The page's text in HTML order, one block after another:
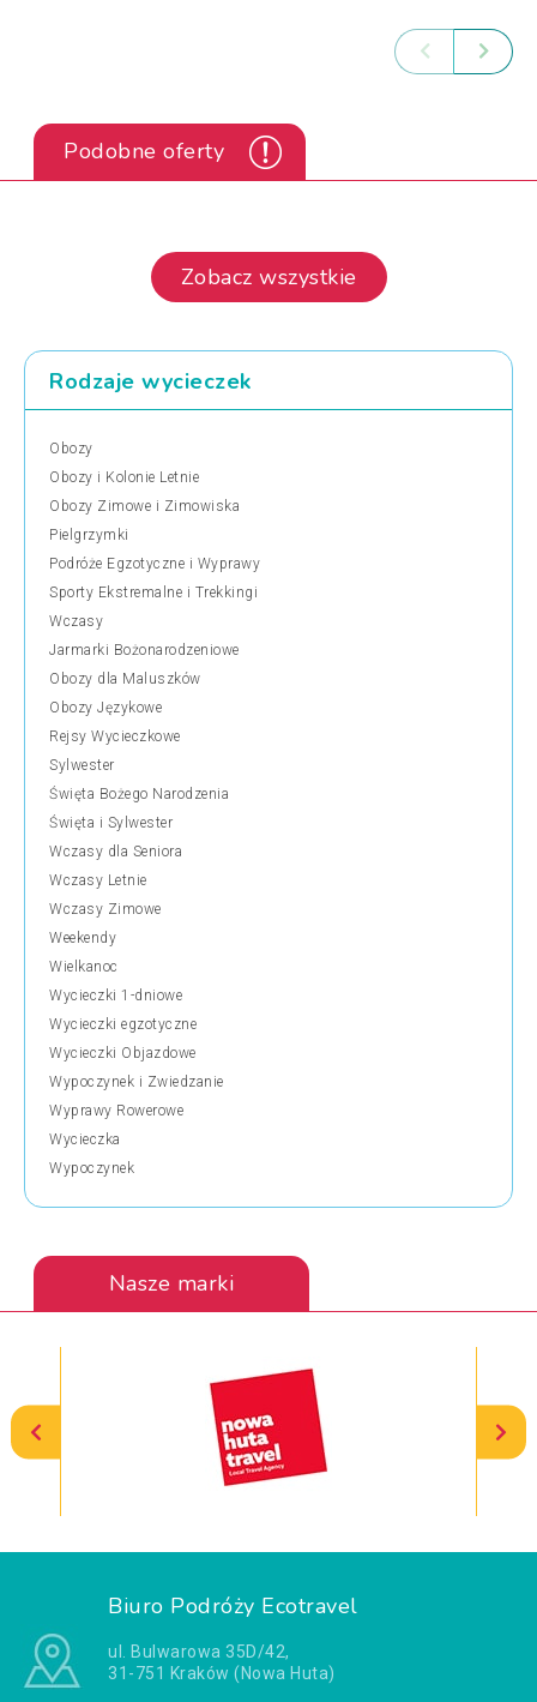
Podobne oferty
Zobacz wszystkie
Rodzaje wycieczek
Obozy
Obozy i Kolonie Letnie
Obozy Zimowe i Zimowiska
Pielgrzymki
Podróże Egzotyczne i Wyprawy
Sporty Ekstremalne i Trekkingi
Wczasy
Jarmarki Bożonarodzeniowe
Obozy dla Maluszków
Obozy Językowe
Rejsy Wycieczkowe
Sylwester
Święta Bożego Narodzenia
Święta i Sylwester
Wczasy dla Seniora
Wczasy Letnie
Wczasy Zimowe
Weekendy
Wielkanoc
Wycieczki 1-dniowe
Wycieczki egzotyczne
Wycieczki Objazdowe
Wypoczynek i Zwiedzanie
Wyprawy Rowerowe
Wycieczka
Wypoczynek
Nasze marki
Biuro Podróży Ecotravel
ul. Bulwarowa 35D/42,
31-751 Kraków (Nowa Huta)